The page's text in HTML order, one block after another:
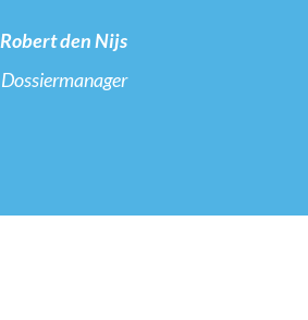
Robert den Nijs
Dossiermanager